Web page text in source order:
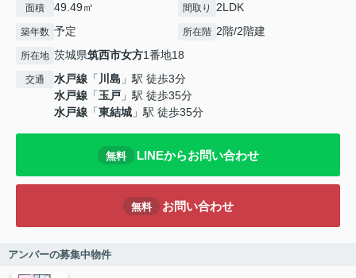
面積 49.49㎡ 間取り 2LDK
築年数 予定 所在階 2階/2階建
所在地 茨城県筑西市女方1番地18
交通 水戸線 「 川島 」駅 徒歩3分
水戸線 「玉戸 」駅 徒歩35分
水戸線 「東結城 」駅 徒歩35分
無料 LINEからお問い合わせ
無料 お問い合わせ
アンバーの募集中物件